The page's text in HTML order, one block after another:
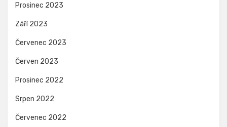
Prosinec 2023
Září 2023
Červenec 2023
Červen 2023
Prosinec 2022
Srpen 2022
Červenec 2022